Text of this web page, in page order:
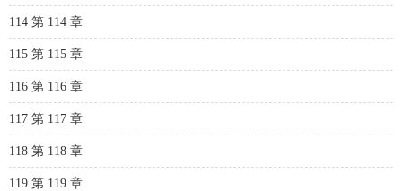
114 第 114 章
115 第 115 章
116 第 116 章
117 第 117 章
118 第 118 章
119 第 119 章